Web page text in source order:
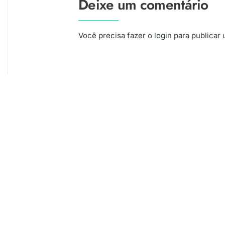
Deixe um comentário
Você precisa fazer o login para publicar